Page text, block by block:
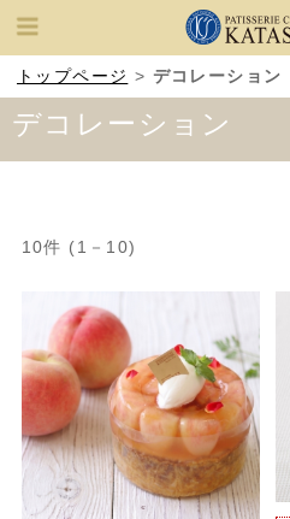
トップページ > デコレーション
デコレーション
10件 (1－10)